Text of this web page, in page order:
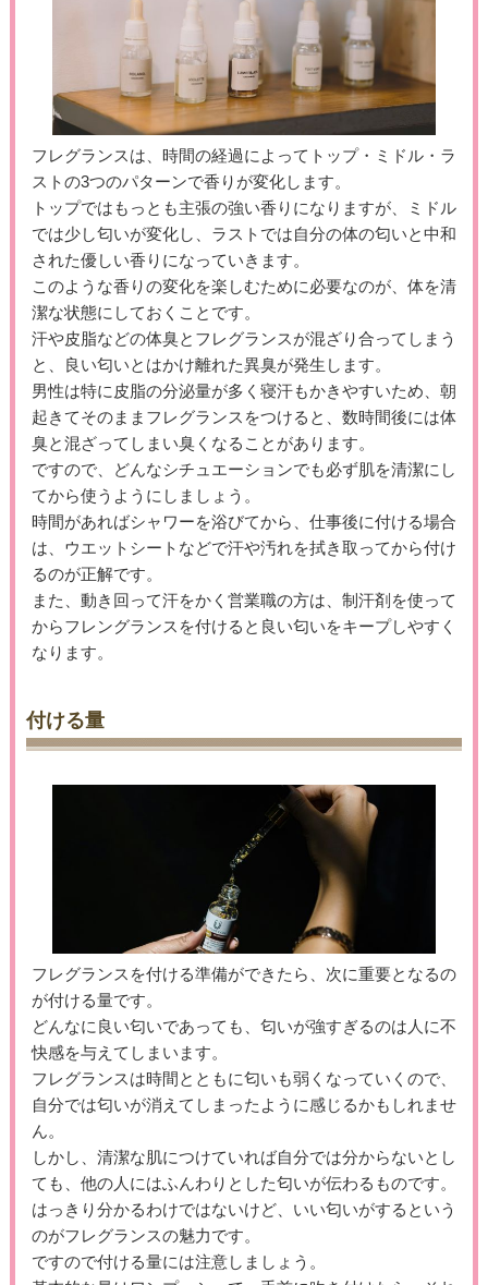
フレグランスは、時間の経過によってトップ・ミドル・ラ
ストの3つのパターンで香りが変化します。
トップではもっとも主張の強い香りになりますが、ミドル
では少し匂いが変化し、ラストでは自分の体の匂いと中和
された優しい香りになっていきます。
このような香りの変化を楽しむために必要なのが、体を清
潔な状態にしておくことです。
汗や皮脂などの体臭とフレグランスが混ざり合ってしまう
と、良い匂いとはかけ離れた異臭が発生します。
男性は特に皮脂の分泌量が多く寝汗もかきやすいため、朝
起きてそのままフレグランスをつけると、数時間後には体
臭と混ざってしまい臭くなることがあります。
ですので、どんなシチュエーションでも必ず肌を清潔にし
てから使うようにしましょう。
時間があればシャワーを浴びてから、仕事後に付ける場合
は、ウエットシートなどで汗や汚れを拭き取ってから付け
るのが正解です。
また、動き回って汗をかく営業職の方は、制汗剤を使って
からフレングランスを付けると良い匂いをキープしやすく
なります。
付ける量
フレグランスを付ける準備ができたら、次に重要となるの
が付ける量です。
どんなに良い匂いであっても、匂いが強すぎるのは人に不
快感を与えてしまいます。
フレグランスは時間とともに匂いも弱くなっていくので、
自分では匂いが消えてしまったように感じるかもしれませ
ん。
しかし、清潔な肌につけていれば自分では分からないとし
ても、他の人にはふんわりとした匂いが伝わるものです。
はっきり分かるわけではないけど、いい匂いがするという
のがフレグランスの魅力です。
ですので付ける量には注意しましょう。